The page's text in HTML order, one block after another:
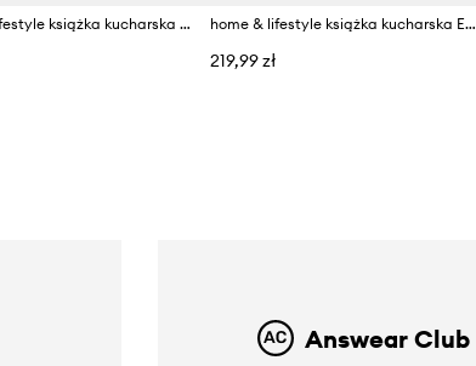
home & lifestyle książka kucharska Apartamento Cookbook #10 by Sainte Maria, English home & lifestyle książka kucharska EAT NYC by Yasmin Newman, English
219,99 zł
Answear Club